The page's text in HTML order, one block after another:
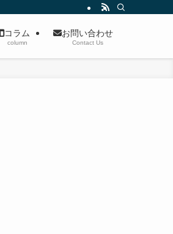
コラム
column
お問い合わせ
Contact Us